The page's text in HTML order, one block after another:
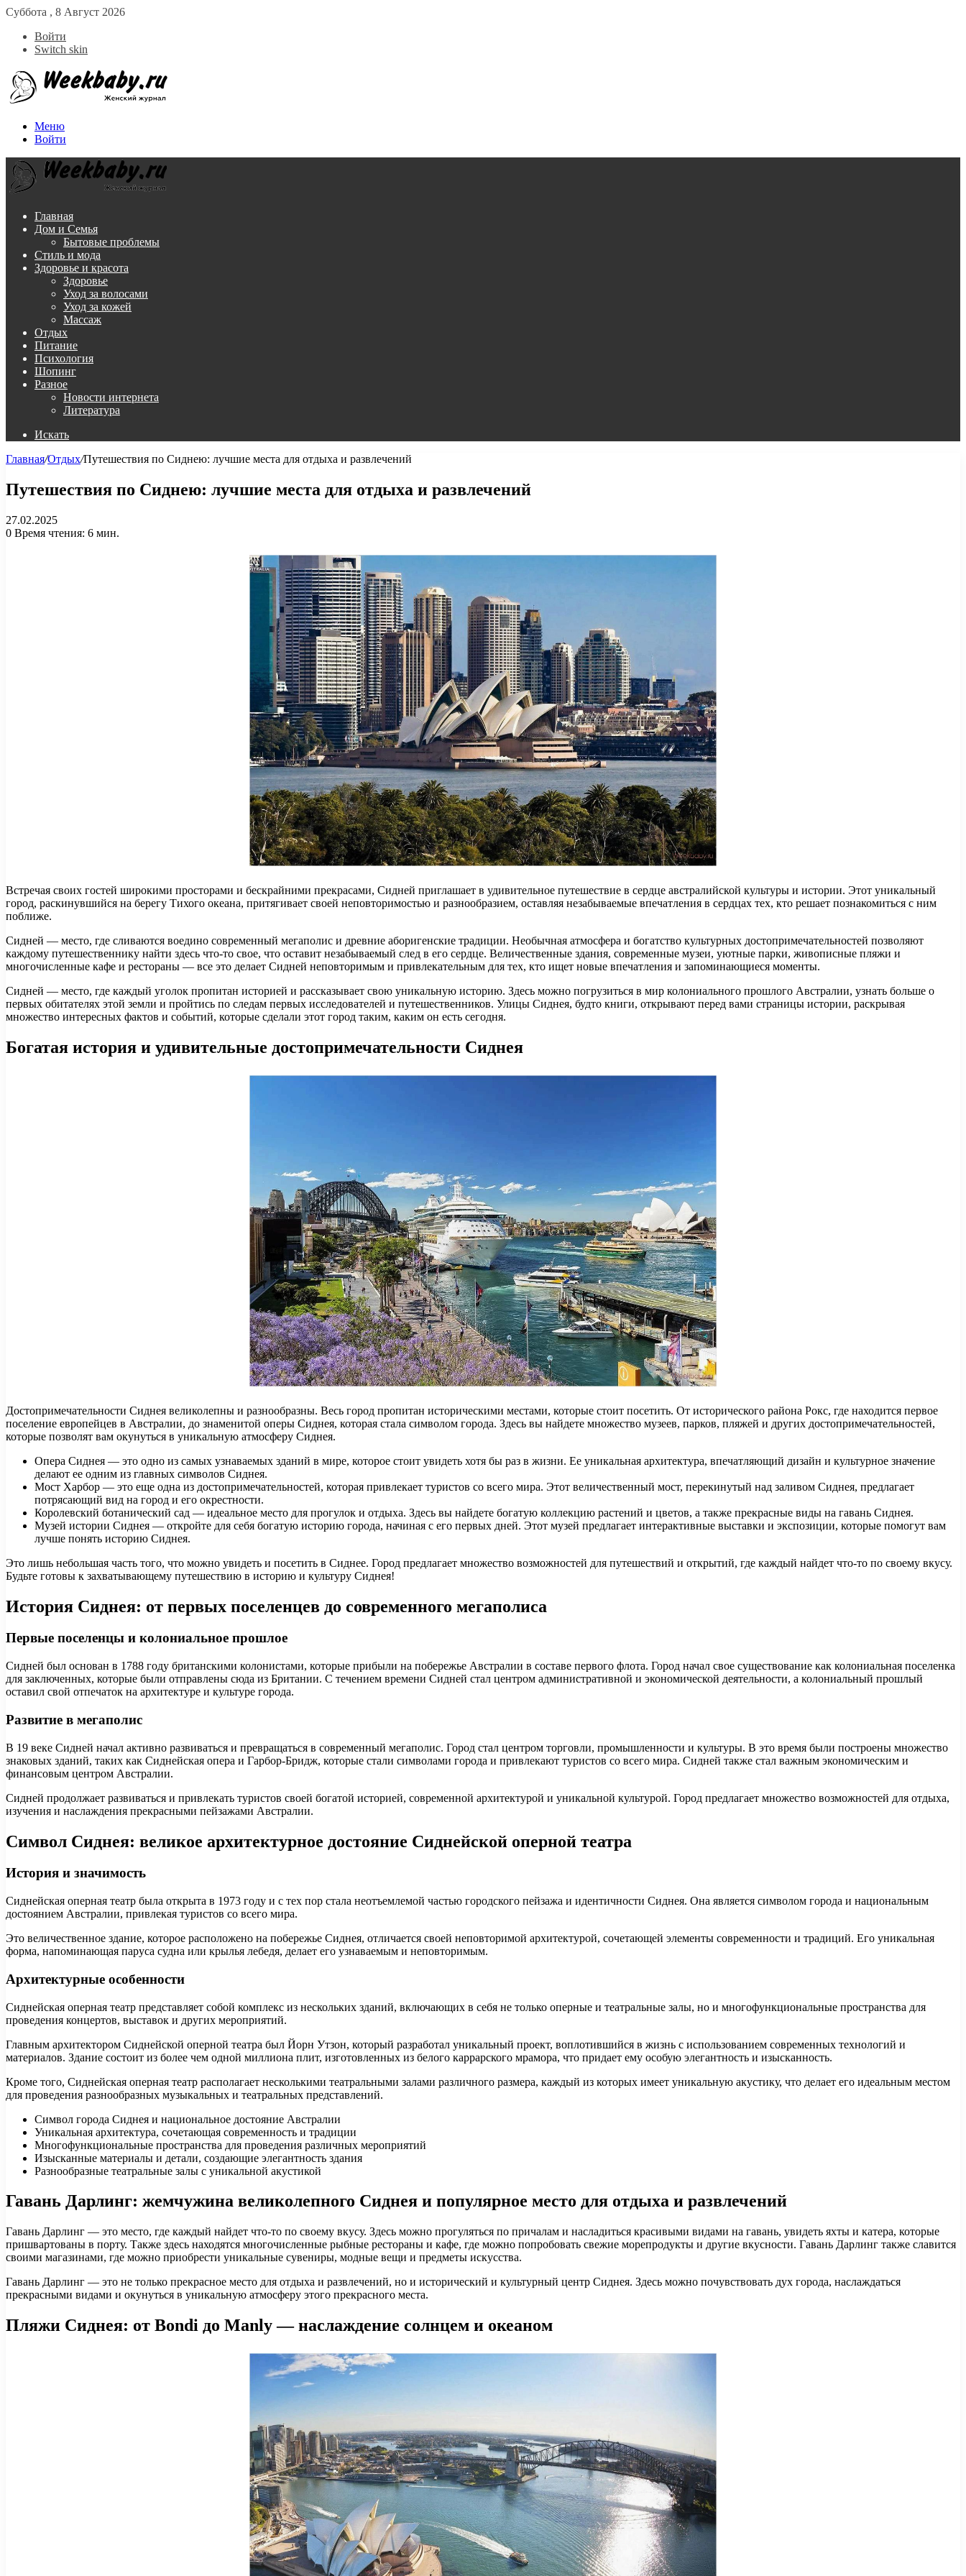
Суббота , 8 Август 2026
Войти
Switch skin
Меню
Войти
Главная
Дом и Семья
Бытовые проблемы
Стиль и мода
Здоровье и красота
Здоровье
Уход за волосами
Уход за кожей
Массаж
Отдых
Питание
Психология
Шопинг
Разное
Новости интернета
Литература
Искать
Главная/Отдых/Путешествия по Сиднею: лучшие места для отдыха и развлечений
Путешествия по Сиднею: лучшие места для отдыха и развлечений
27.02.2025
0 Время чтения: 6 мин.
Встречая своих гостей широкими просторами и бескрайними прекрасами, Сидней приглашает в удивительное путешествие в сердце австралийской культуры и истории. Этот уникальный
город, раскинувшийся на берегу Тихого океана, притягивает своей неповторимостью и разнообразием, оставляя незабываемые впечатления в сердцах тех, кто решает познакомиться с ним
поближе.
Сидней — место, где сливаются воедино современный мегаполис и древние аборигенские традиции. Необычная атмосфера и богатство культурных достопримечательностей позволяют
каждому путешественнику найти здесь что-то свое, что оставит незабываемый след в его сердце. Величественные здания, современные музеи, уютные парки, живописные пляжи и
многочисленные кафе и рестораны — все это делает Сидней неповторимым и привлекательным для тех, кто ищет новые впечатления и запоминающиеся моменты.
Сидней — место, где каждый уголок пропитан историей и рассказывает свою уникальную историю. Здесь можно погрузиться в мир колониального прошлого Австралии, узнать больше о
первых обитателях этой земли и пройтись по следам первых исследователей и путешественников. Улицы Сиднея, будто книги, открывают перед вами страницы истории, раскрывая
множество интересных фактов и событий, которые сделали этот город таким, каким он есть сегодня.
Богатая история и удивительные достопримечательности Сиднея
Достопримечательности Сиднея великолепны и разнообразны. Весь город пропитан историческими местами, которые стоит посетить. От исторического района Рокс, где находится первое
поселение европейцев в Австралии, до знаменитой оперы Сиднея, которая стала символом города. Здесь вы найдете множество музеев, парков, пляжей и других достопримечательностей,
которые позволят вам окунуться в уникальную атмосферу Сиднея.
Опера Сиднея — это одно из самых узнаваемых зданий в мире, которое стоит увидеть хотя бы раз в жизни. Ее уникальная архитектура, впечатляющий дизайн и культурное значение
делают ее одним из главных символов Сиднея.
Мост Харбор — это еще одна из достопримечательностей, которая привлекает туристов со всего мира. Этот величественный мост, перекинутый над заливом Сиднея, предлагает
потрясающий вид на город и его окрестности.
Королевский ботанический сад — идеальное место для прогулок и отдыха. Здесь вы найдете богатую коллекцию растений и цветов, а также прекрасные виды на гавань Сиднея.
Музей истории Сиднея — откройте для себя богатую историю города, начиная с его первых дней. Этот музей предлагает интерактивные выставки и экспозиции, которые помогут вам
лучше понять историю Сиднея.
Это лишь небольшая часть того, что можно увидеть и посетить в Сиднее. Город предлагает множество возможностей для путешествий и открытий, где каждый найдет что-то по своему вкусу.
Будьте готовы к захватывающему путешествию в историю и культуру Сиднея!
История Сиднея: от первых поселенцев до современного мегаполиса
Первые поселенцы и колониальное прошлое
Сидней был основан в 1788 году британскими колонистами, которые прибыли на побережье Австралии в составе первого флота. Город начал свое существование как колониальная поселенка
для заключенных, которые были отправлены сюда из Британии. С течением времени Сидней стал центром административной и экономической деятельности, а колониальный прошлый
оставил свой отпечаток на архитектуре и культуре города.
Развитие в мегаполис
В 19 веке Сидней начал активно развиваться и превращаться в современный мегаполис. Город стал центром торговли, промышленности и культуры. В это время были построены множество
знаковых зданий, таких как Сиднейская опера и Гарбор-Бридж, которые стали символами города и привлекают туристов со всего мира. Сидней также стал важным экономическим и
финансовым центром Австралии.
Сидней продолжает развиваться и привлекать туристов своей богатой историей, современной архитектурой и уникальной культурой. Город предлагает множество возможностей для отдыха,
изучения и наслаждения прекрасными пейзажами Австралии.
Символ Сиднея: великое архитектурное достояние Сиднейской оперной театра
История и значимость
Сиднейская оперная театр была открыта в 1973 году и с тех пор стала неотъемлемой частью городского пейзажа и идентичности Сиднея. Она является символом города и национальным
достоянием Австралии, привлекая туристов со всего мира.
Это величественное здание, которое расположено на побережье Сиднея, отличается своей неповторимой архитектурой, сочетающей элементы современности и традиций. Его уникальная
форма, напоминающая паруса судна или крылья лебедя, делает его узнаваемым и неповторимым.
Архитектурные особенности
Сиднейская оперная театр представляет собой комплекс из нескольких зданий, включающих в себя не только оперные и театральные залы, но и многофункциональные пространства для
проведения концертов, выставок и других мероприятий.
Главным архитектором Сиднейской оперной театра был Йорн Утзон, который разработал уникальный проект, воплотившийся в жизнь с использованием современных технологий и
материалов. Здание состоит из более чем одной миллиона плит, изготовленных из белого каррарского мрамора, что придает ему особую элегантность и изысканность.
Кроме того, Сиднейская оперная театр располагает несколькими театральными залами различного размера, каждый из которых имеет уникальную акустику, что делает его идеальным местом
для проведения разнообразных музыкальных и театральных представлений.
Символ города Сиднея и национальное достояние Австралии
Уникальная архитектура, сочетающая современность и традиции
Многофункциональные пространства для проведения различных мероприятий
Изысканные материалы и детали, создающие элегантность здания
Разнообразные театральные залы с уникальной акустикой
Гавань Дарлинг: жемчужина великолепного Сиднея и популярное место для отдыха и развлечений
Гавань Дарлинг — это место, где каждый найдет что-то по своему вкусу. Здесь можно прогуляться по причалам и насладиться красивыми видами на гавань, увидеть яхты и катера, которые
пришвартованы в порту. Также здесь находятся многочисленные рыбные рестораны и кафе, где можно попробовать свежие морепродукты и другие вкусности. Гавань Дарлинг также славится
своими магазинами, где можно приобрести уникальные сувениры, модные вещи и предметы искусства.
Гавань Дарлинг — это не только прекрасное место для отдыха и развлечений, но и исторический и культурный центр Сиднея. Здесь можно почувствовать дух города, наслаждаться
прекрасными видами и окунуться в уникальную атмосферу этого прекрасного места.
Пляжи Сиднея: от Bondi до Manly — наслаждение солнцем и океаном